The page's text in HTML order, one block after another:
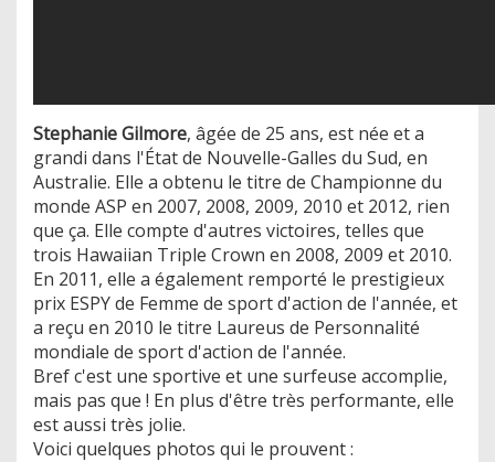
Stephanie Gilmore, âgée de 25 ans, est née et a
grandi dans l'État de Nouvelle-Galles du Sud, en
Australie. Elle a obtenu le titre de Championne du
monde ASP en 2007, 2008, 2009, 2010 et 2012, rien
que ça. Elle compte d'autres victoires, telles que
trois Hawaiian Triple Crown en 2008, 2009 et 2010.
En 2011, elle a également remporté le prestigieux
prix ESPY de Femme de sport d'action de l'année, et
a reçu en 2010 le titre Laureus de Personnalité
mondiale de sport d'action de l'année.
Bref c'est une sportive et une surfeuse accomplie,
mais pas que ! En plus d'être très performante, elle
est aussi très jolie.
Voici quelques photos qui le prouvent :